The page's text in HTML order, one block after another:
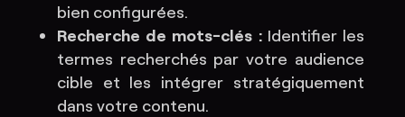
bien configurées.
Recherche de mots-clés :Identifier les
termes recherchés par votre audience
cible et les intégrer stratégiquement
dans votre contenu.